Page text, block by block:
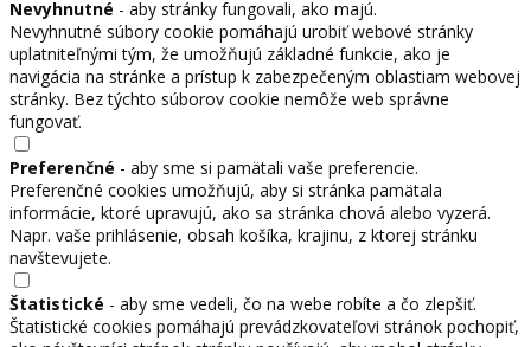
Nevyhnutné - aby stránky fungovali, ako majú.
Nevyhnutné súbory cookie pomáhajú urobiť webové stránky
uplatniteľnými tým, že umožňujú základné funkcie, ako je
navigácia na stránke a prístup k zabezpečeným oblastiam webovej
stránky. Bez týchto súborov cookie nemôže web správne
fungovať.
Preferenčné - aby sme si pamätali vaše preferencie.
Preferenčné cookies umožňujú, aby si stránka pamätala
informácie, ktoré upravujú, ako sa stránka chová alebo vyzerá.
Napr. vaše prihlásenie, obsah košíka, krajinu, z ktorej stránku
navštevujete.
Štatistické - aby sme vedeli, čo na webe robíte a čo zlepšiť.
Štatistické cookies pomáhajú prevádzkovateľovi stránok pochopiť,